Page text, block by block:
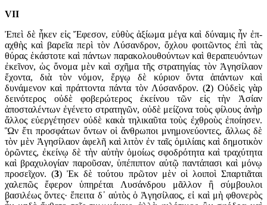
VII
Ἐπεὶ δὲ ἧκεν εἰς Ἔφεσον, εὐθὺς ἀξίωμα μέγα καὶ δύναμις ἦν ἐπ­
αχθὴς καὶ βαρεῖα περὶ τὸν Λύσανδρον, ὄχλου φοιτῶντος ἐπὶ τὰς
θύρας ἑκάστοτε καὶ πάντων παρακολουθούντων καὶ θερα­πευόντων
ἐκεῖνον, ὡς ὄνομα μὲν καὶ σχῆμα τῆς στρατηγίας τὸν Ἀγησίλαον
ἔχοντα, διὰ τὸν νόμον, ἔργῳ δὲ κύριον ὄντα ἁπάντων καὶ
δυνάμενον καὶ πράττοντα πάντα τὸν Λύσανδρον. (2) Οὐδεὶς γὰρ
δεινότερος οὐδὲ φοβε­ρώτερος ἐκείνου τῶν εἰς τὴν Ἀσίαν
ἀποσταλέντων ἐγένετο στρατηγῶν, οὐδὲ μείζονα τοὺς φίλους ἀνὴρ
ἄλλος εὐεργέτησεν οὐδὲ κακὰ τηλικαῦτα τοὺς ἐχθροὺς ἐποίησεν.
Ὣν ἔτι προσφάτων ὄντων οἱ ἄνθρωποι μνημονεύοντες, ἄλλως δὲ
τὸν μὲν Ἀγησίλαον ἀφελῆ καὶ λιτὸν ἐν ταῖς ὁμιλίαις καὶ δημοτικὸν
ὁρῶντες, ἐκείνῳ δὲ τὴν αὐτὴν ὁμοίως σφοδρότητα καὶ τραχύτητα
καὶ βραχυλογίαν παροῦσαν, ὑπέπιπτον αὐτῷ παντάπασι καὶ μόνῳ
προσεῖχον. (3) Ἐκ δὲ τούτου πρῶτον μὲν οἱ λοιποὶ Σπαρτιᾶται
χαλεπῶς ἔφε­ρον ὑπηρέται Λυ­σάνδρου μᾶλλον ἢ σύμβουλοι
βασιλέως ὄντες· ἔπειτα δ᾽ αὐτὸς ὁ Ἀγη­σί­λαος, εἰ καὶ μὴ φθονερὸς